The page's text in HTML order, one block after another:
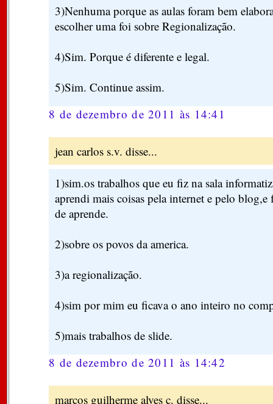
3)Nenhuma porque as aulas foram bem
escolher uma foi sobre Regionalização.
4)Sim. Porque é diferente e legal.
5)Sim. Continue assim.
8 de dezembro de 2011 às 14:41
jean carlos s.v. disse...
1)sim.os trabalhos que eu fiz na sala
aprendi mais coisas pela internet e pelo
de aprende.
2)sobre os povos da america.
3)a regionalização.
4)sim por mim eu ficava o ano inteiro no
5)mais trabalhos de slide.
8 de dezembro de 2011 às 14:42
marcos guilherme alves c. disse...